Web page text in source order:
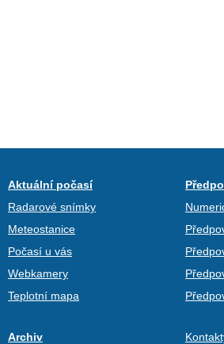
Aktuální počasí
Radarové snímky
Meteostanice
Počasí u vás
Webkamery
Teplotní mapa
Archiv